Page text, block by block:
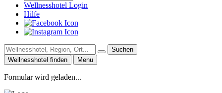
Wellnesshotel Login
Hilfe
Suchen
Wellnesshotel finden
Menu
Formular wird geladen...